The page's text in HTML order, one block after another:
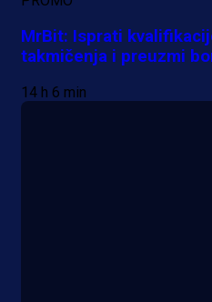
MrBit: Isprati
takmičenja i preuzmi
14 h 6 min